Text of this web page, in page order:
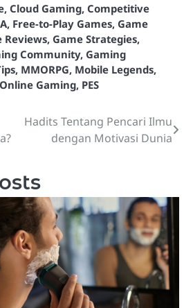
, Cloud Gaming, Competitive
, Free-to-Play Games, Game
Reviews, Game Strategies,
Community, Gaming
, MMORPG, Mobile Legends,
Online Gaming, PES
Hadits Tentang Pencari Ilmu
dengan Motivasi Dunia